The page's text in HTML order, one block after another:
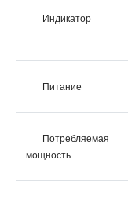
Индикатор
Питание
Потребляемая
мощность